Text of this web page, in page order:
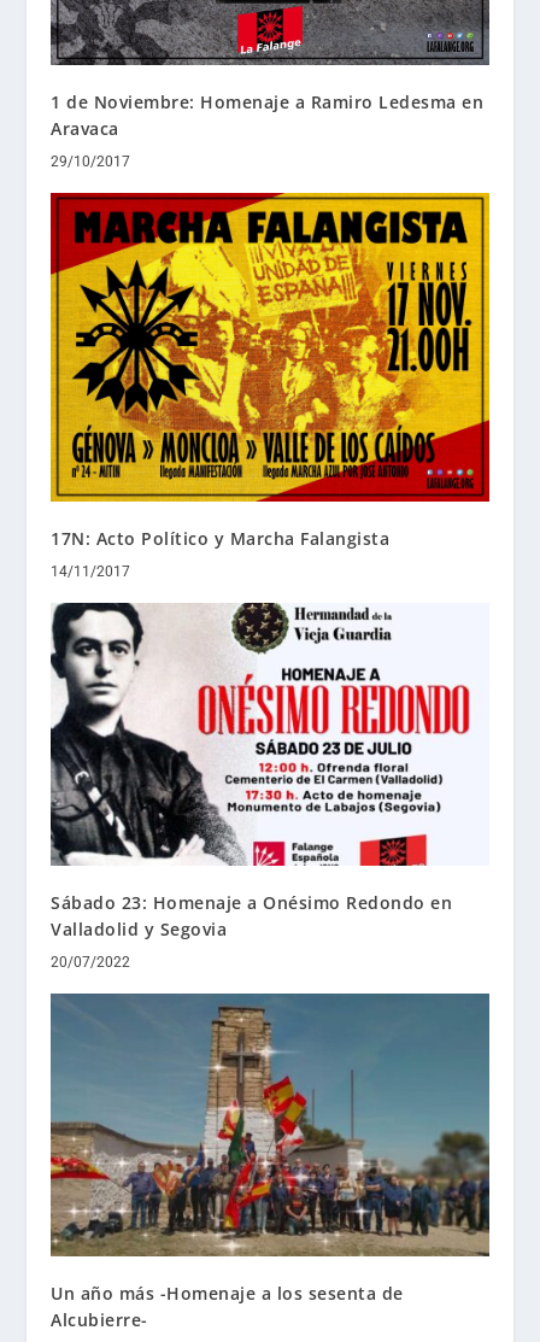
1 de Noviembre: Homenaje a Ramiro Ledesma en
Aravaca
29/10/2017
17N: Acto Político y Marcha Falangista
14/11/2017
Sábado 23: Homenaje a Onésimo Redondo en
Valladolid y Segovia
20/07/2022
Un año más -Homenaje a los sesenta de
Alcubierre-